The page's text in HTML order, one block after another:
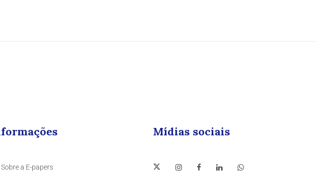
Sobre a E-papers
Mídias sociais